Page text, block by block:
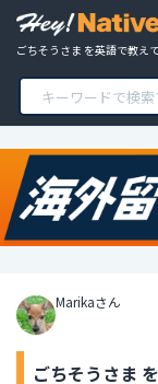
ごちそうさま を英語で教え
Marikaさん
ごちそうさま